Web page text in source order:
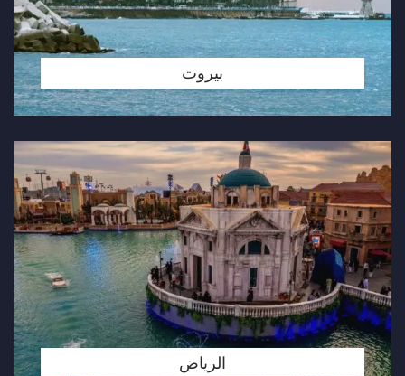
بيروت
الرياض